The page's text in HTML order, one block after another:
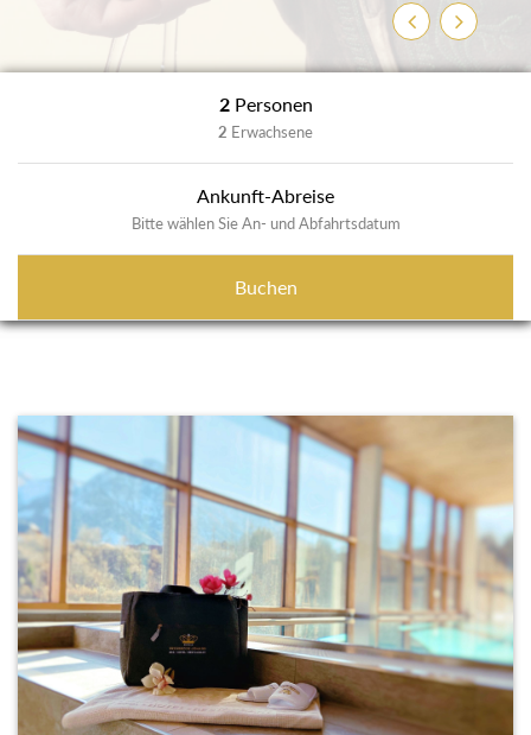
ZurückWeiter
2 Personen
2 Erwachsene
Ankunft-Abreise
Bitte wählen Sie An- und Abfahrtsdatum
Buchen